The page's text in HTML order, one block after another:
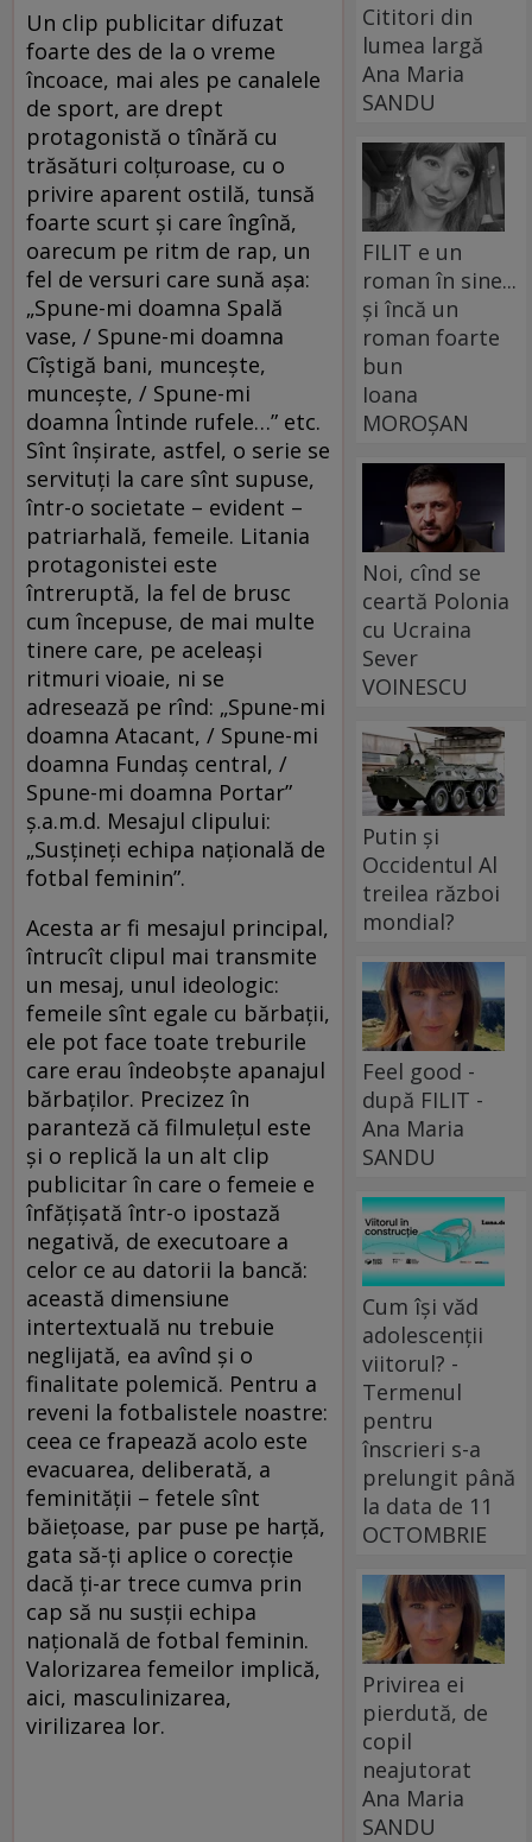
Un clip publicitar difuzat
foarte des de la o vreme
încoace, mai ales pe canalele
de sport, are drept
protagonistă o tînără cu
trăsături colțuroase, cu o
privire aparent ostilă, tunsă
foarte scurt și care îngînă,
oarecum pe ritm de rap, un
fel de versuri care sună așa:
„Spune-mi doamna Spală
vase, / Spune-mi doamna
Cîștigă bani, muncește,
muncește, / Spune-mi
doamna Întinde rufele…” etc.
Sînt înșirate, astfel, o serie se
servituți la care sînt supuse,
într-o societate – evident –
patriarhală, femeile. Litania
protagonistei este
întreruptă, la fel de brusc
cum începuse, de mai multe
tinere care, pe aceleași
ritmuri vioaie, ni se
adresează pe rînd: „Spune-mi
doamna Atacant, / Spune-mi
doamna Fundaș central, /
Spune-mi doamna Portar”
ș.a.m.d. Mesajul clipului:
„Susțineți echipa națională de
fotbal feminin”.
Acesta ar fi mesajul principal,
întrucît clipul mai transmite
un mesaj, unul ideologic:
femeile sînt egale cu bărbații,
ele pot face toate treburile
care erau îndeobște apanajul
bărbaților. Precizez în
paranteză că filmulețul este
și o replică la un alt clip
publicitar în care o femeie e
înfățișată într-o ipostază
negativă, de executoare a
celor ce au datorii la bancă:
această dimensiune
intertextuală nu trebuie
neglijată, ea avînd și o
finalitate polemică. Pentru a
reveni la fotbalistele noastre:
ceea ce frapează acolo este
evacuarea, deliberată, a
feminității – fetele sînt
băiețoase, par puse pe harță,
gata să-ți aplice o corecție
dacă ți-ar trece cumva prin
cap să nu susții echipa
națională de fotbal feminin.
Valorizarea femeilor implică,
aici, masculinizarea,
virilizarea lor.
Cititori din
lumea largă
Ana Maria
SANDU
FILIT e un
roman în sine...
și încă un
roman foarte
bun
Ioana
MOROȘAN
Noi, cînd se
ceartă Polonia
cu Ucraina
Sever
VOINESCU
Putin și
Occidentul Al
treilea război
mondial?
Feel good -
după FILIT -
Ana Maria
SANDU
Cum își văd
adolescenții
viitorul? -
Termenul
pentru
înscrieri s-a
prelungit până
la data de 11
OCTOMBRIE
Privirea ei
pierdută, de
copil
neajutorat
Ana Maria
SANDU